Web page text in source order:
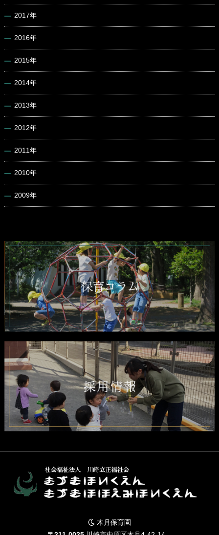
2017年
2016年
2015年
2014年
2013年
2012年
2011年
2010年
2009年
木月保育園